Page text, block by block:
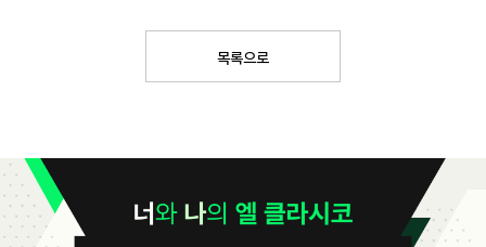
목록으로